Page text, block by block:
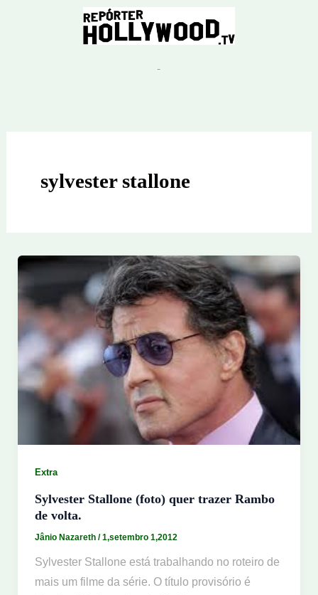
sylvester stallone
Extra
Sylvester Stallone (foto) quer trazer Rambo
de volta.
Jânio Nazareth /1,setembro 1,2012
Sylvester Stallone está trabalhando no roteiro de
mais um filme da série. O título provisório é